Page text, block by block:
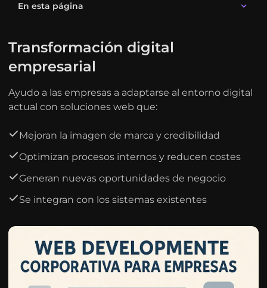
En esta página
Transformación digital
empresarial
Ayudo a las empresas a adaptarse al entorno digital
actual con soluciones web que:
Mejoran la imagen de marca y credibilidad
Optimizan procesos internos y reducen costes
Generan nuevas oportunidades de negocio
Se integran con los sistemas existentes